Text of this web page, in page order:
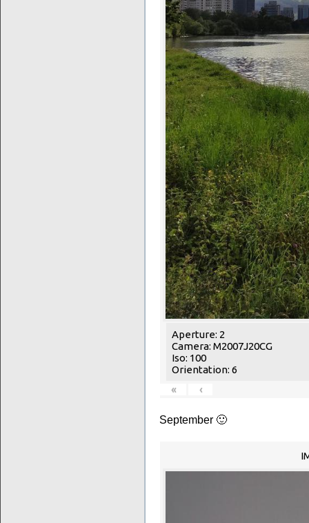
Aperture: 2
Camera: M2007J20CG
Iso: 100
Orientation: 6
«
‹
September 🙂